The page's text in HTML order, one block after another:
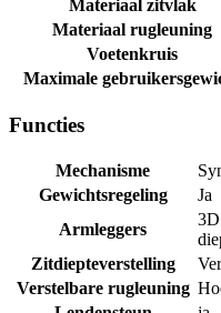
Materiaal zitvlak
Materiaal rugleuning
Voetenkruis
Maximale
Functies
Mechanisme
Gewichtsregeling
Ja
Armleggers
3D
Zitdiepteverstelling
Verstelbare rugleuning